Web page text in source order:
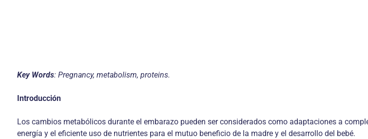
Key Words: Pregnancy, metabolism, proteins.
Introducción
Los cambios metabólicos durante el embarazo pueden ser considerados como adaptaciones a
energía y el eficiente uso de nutrientes para el mutuo beneficio de la madre y el desarrollo del bebé.